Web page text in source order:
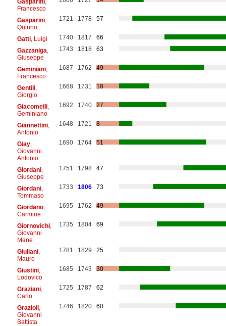
Francesco
Gasparini,
Quirino
1721 1778 57
Gatti, Luigi 1740 1817
66
Gazzaniga
Giuseppe
1743 1818 63
Geminiani,
Francesco
1687 1762 49
Gentili,
Giorgio
1668 1731 18
Giacomelli,
Geminiano
1692 1740 27
Giannettini,
Antonio
1648 1721 8
Giay,
Giovanni
Antonio
1690 1764 51
Giordani,
Giuseppe
1751 1798 47
Giordani,
Tommaso
1733 1806 73
Giordano,
Carmine
1695 1762 49
Giornovichi,
Giovanni
Mane
1735 1804 69
Giuliani,
Mauro
1781 1829 25
Giustini,
Lodovico
1685 1743 30
Graziani,
Carlo
1725 1787 62
Grazioli,
Giovanni
Battista
1746 1820 60